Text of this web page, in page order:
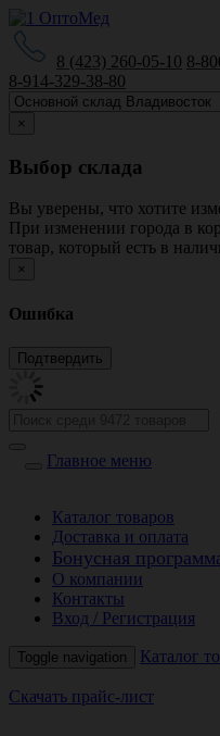
8 (423) 260-05-10 8-
8-914-329-38-80
×
Выбор склада
Вы уверены, что хотите
При изменении города в
товар, который есть в
×
Ошибка
Главное меню
Каталог товаров
Доставка и оплата
Бонусная
О компании
Контакты
Вход / Регистрация
Toggle navigation Каталог
Скачать прайс-лист